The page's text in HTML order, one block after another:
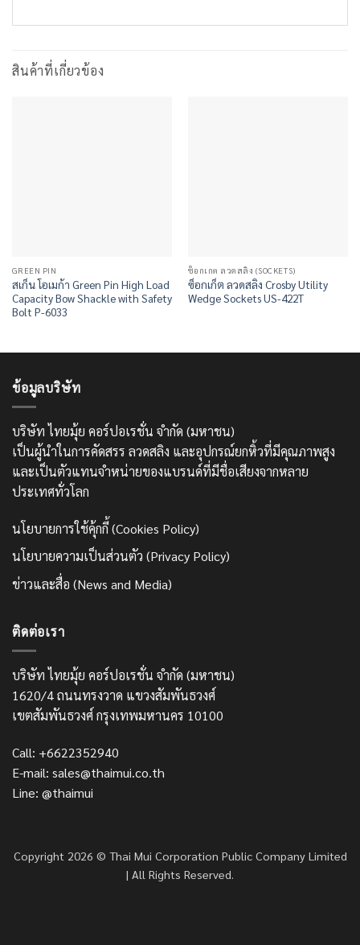
สินค้าที่เกี่ยวข้อง
GREEN PIN
สเก็น โอเมก้า Green Pin High Load
Capacity Bow Shackle with Safety
Bolt P-6033
ซ็อกเกต ลวดสลิง (SOCKETS)
ซ็อกเก็ต ลวดสลิง Crosby Utility
Wedge Sockets US-422T
ข้อมูลบริษัท
บริษัท ไทยมุ้ย คอร์ปอเรชั่น จำกัด (มหาชน)
เป็นผู้นำในการคัดสรร ลวดสลิง และอุปกรณ์ยกหิ้วที่มีคุณภาพสูง
และเป็นตัวแทนจำหน่ายของแบรนด์ที่มีชื่อเสียงจากหลาย
ประเทศทั่วโลก
นโยบายการใช้คุ้กกี้ (Cookies Policy)
นโยบายความเป็นส่วนตัว (Privacy Policy)
ข่าวและสื่อ (News and Media)
ติดต่อเรา
บริษัท ไทยมุ้ย คอร์ปอเรชั่น จำกัด (มหาชน)
1620/4 ถนนทรงวาด แขวงสัมพันธวงศ์
เขตสัมพันธวงศ์ กรุงเทพมหานคร 10100
Call: +6622352940
E-mail: sales@thaimui.co.th
Line: @thaimui
Copyright 2026 © Thai Mui Corporation Public Company Limited
| All Rights Reserved.